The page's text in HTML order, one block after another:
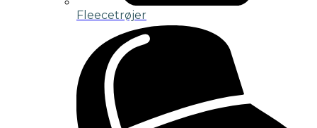
Fleecetrøjer